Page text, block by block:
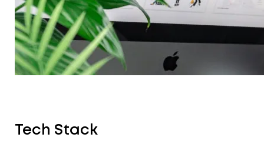
Tech Stack